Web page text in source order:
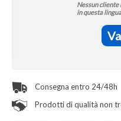
Nessun cliente
in questa lingua
Consegna entro 24/48h
Prodotti di qualità non